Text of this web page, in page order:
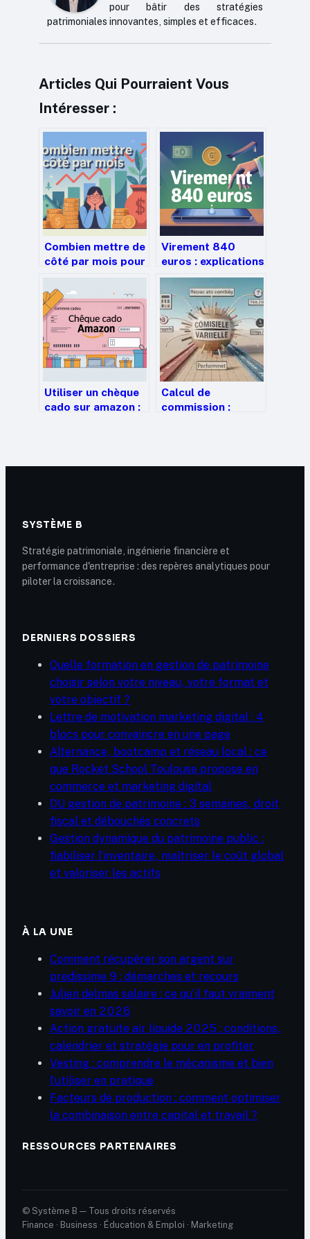
pour bâtir des stratégies
patrimoniales innovantes, simples et efficaces.
Articles Qui Pourraient Vous
Intéresser :
Combien mettre de
côté par mois pour
sereinement
Virement 840
euros : explications
claires, risques et
bonnes pratiques
Utiliser un chèque
cado sur amazon :
Calcul de
commission :
revenus
SYSTÈME B
Stratégie patrimoniale, ingénierie financière et
performance d'entreprise : des repères analytiques pour
piloter la croissance.
DERNIERS DOSSIERS
Quelle formation en gestion de patrimoine
choisir selon votre niveau, votre format et
votre objectif ?
Lettre de motivation marketing digital : 4
blocs pour convaincre en une page
Alternance, bootcamp et réseau local : ce
que Rocket School Toulouse propose en
commerce et marketing digital
DU gestion de patrimoine : 3 semaines, droit
fiscal et débouchés concrets
Gestion dynamique du patrimoine public :
fiabiliser l’inventaire, maîtriser le coût global
et valoriser les actifs
À LA UNE
Comment récupérer son argent sur
predissime 9 : démarches et recours
Julien delmas salaire : ce qu’il faut vraiment
savoir en 2026
Action gratuite air liquide 2025 : conditions,
calendrier et stratégie pour en profiter
Vesting : comprendre le mécanisme et bien
l’utiliser en pratique
Facteurs de production : comment optimiser
la combinaison entre capital et travail ?
RESSOURCES PARTENAIRES
© Système B — Tous droits réservés
Finance · Business · Éducation & Emploi · Marketing